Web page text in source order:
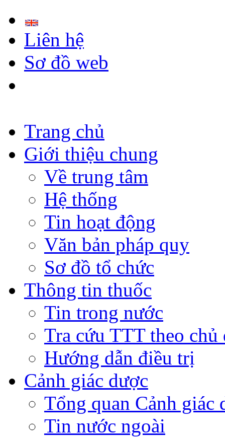
Liên hệ
Sơ đồ web
Trang chủ
Giới thiệu chung
Về trung tâm
Hệ thống
Tin hoạt động
Văn bản pháp quy
Sơ đồ tổ chức
Thông tin thuốc
Tin trong nước
Tra cứu TTT theo
Hướng dẫn điều trị
Cảnh giác dược
Tổng quan Cảnh giác
Tin nước ngoài